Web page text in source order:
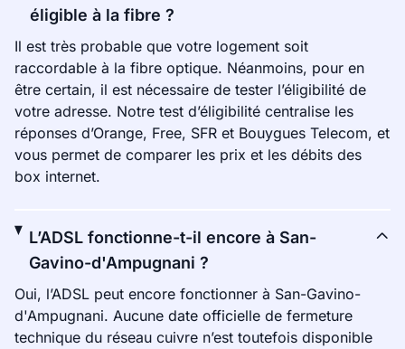
éligible à la fibre ?
Il est très probable que votre logement soit
raccordable à la fibre optique. Néanmoins, pour en
être certain, il est nécessaire de tester l’éligibilité de
votre adresse. Notre test d’éligibilité centralise les
réponses d’Orange, Free, SFR et Bouygues Telecom, et
vous permet de comparer les prix et les débits des
box internet.
L’ADSL fonctionne-t-il encore à San-
Gavino-d'Ampugnani ?
Oui, l’ADSL peut encore fonctionner à San-Gavino-
d'Ampugnani. Aucune date officielle de fermeture
technique du réseau cuivre n’est toutefois disponible